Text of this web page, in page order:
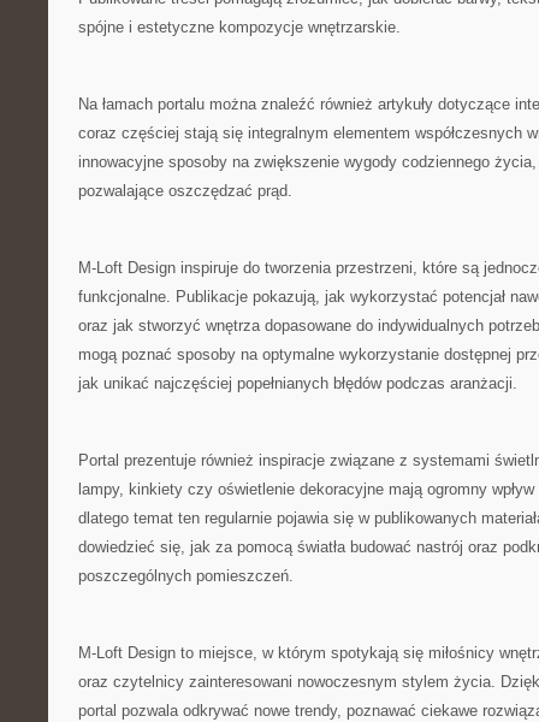
spójne i estetyczne kompozycje wnętrzarskie.
Na łamach portalu można znaleźć również artykuły dotyczące
coraz częściej stają się integralnym elementem współczesnych
innowacyjne sposoby na zwiększenie wygody codziennego
pozwalające oszczędzać prąd.
M-Loft Design inspiruje do tworzenia przestrzeni, które są
funkcjonalne. Publikacje pokazują, jak wykorzystać potencjał
oraz jak stworzyć wnętrza dopasowane do indywidualnych
mogą poznać sposoby na optymalne wykorzystanie dostępnej
jak unikać najczęściej popełnianych błędów podczas aranżacji.
Portal prezentuje również inspiracje związane z systemami
lampy, kinkiety czy oświetlenie dekoracyjne mają ogromny wpływ
dlatego temat ten regularnie pojawia się w publikowanych
dowiedzieć się, jak za pomocą światła budować nastrój oraz
poszczególnych pomieszczeń.
M-Loft Design to miejsce, w którym spotykają się miłośnicy
oraz czytelnicy zainteresowani nowoczesnym stylem życia.
portal pozwala odkrywać nowe trendy, poznawać ciekawe